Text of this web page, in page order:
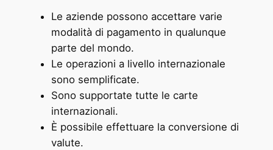
Le aziende possono accettare varie
modalità di pagamento in qualunque
parte del mondo.
Le operazioni a livello internazionale
sono semplificate.
Sono supportate tutte le carte
internazionali.
È possibile effettuare la conversione di
valute.